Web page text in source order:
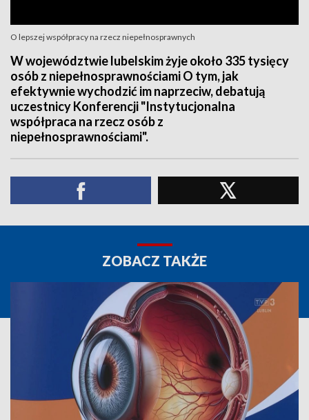
O lepszej współpracy na rzecz niepełnosprawnych
W województwie lubelskim żyje około 335 tysięcy
osób z niepełnosprawnościami O tym, jak
efektywnie wychodzić im naprzeciw, debatują
uczestnicy Konferencji "Instytucjonalna
współpraca na rzecz osób z
niepełnosprawnościami".
ZOBACZ TAKŻE